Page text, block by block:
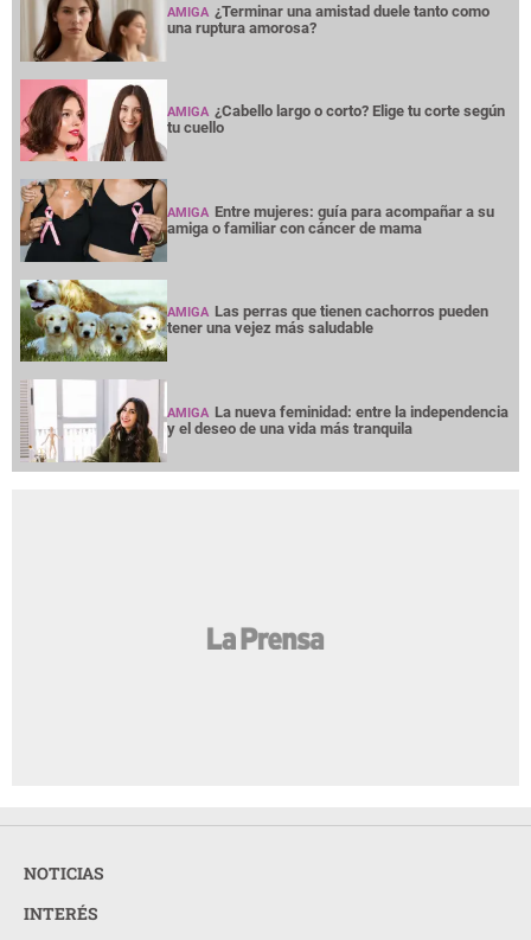
AMIGA ¿Terminar una amistad duele tanto como
una ruptura amorosa?
AMIGA ¿Cabello largo o corto? Elige tu corte según
tu cuello
AMIGA Entre mujeres: guía para acompañar a su
amiga o familiar con cáncer de mama
AMIGA Las perras que tienen cachorros pueden
tener una vejez más saludable
AMIGA La nueva feminidad: entre la independencia
y el deseo de una vida más tranquila
NOTICIAS
INTERÉS